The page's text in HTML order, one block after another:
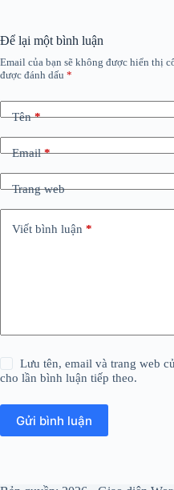
Để lại một bình luận
Email của bạn sẽ không được hiển thị
được đánh dấu *
Tên*
Email*
Trang web
Viết bình luận *
Lưu tên, email và trang web
cho lần bình luận tiếp theo.
Gửi bình luận